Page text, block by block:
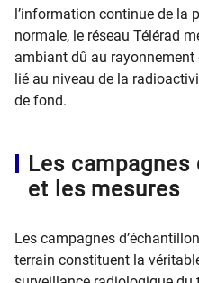
l’information continue de la
normale, le réseau Télérad
ambiant dû au
lié au niveau de la
de fond.
Les campagnes
et les mesures
Les campagnes
terrain constituent la